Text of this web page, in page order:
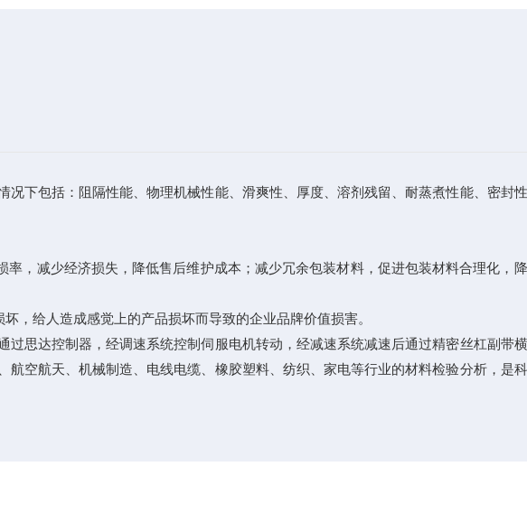
下包括：阻隔性能、物理机械性能、滑爽性、厚度、溶剂残留、耐蒸煮性能、密封
减少经济损失，降低售后维护成本；减少冗余包装材料，促进包装材料合理化，
给人造成感觉上的产品损坏而导致的企业品牌价值损害。
思达控制器，经调速系统控制伺服电机转动，经减速系统减速后通过精密丝杠副带
空航天、机械制造、电线电缆、橡胶塑料、纺织、家电等行业的材料检验分析，是